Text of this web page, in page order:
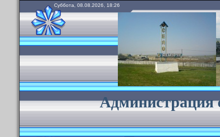
Суббота, 08.08.2026, 18:26
Администрация